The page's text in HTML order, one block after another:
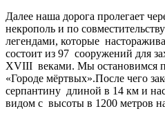
Далее наша дорога пролегает
некрополь и по
легендами, которые
состоит из 97 сооружений для
XVIII веками. Мы остановимся
«Городе мёртвых».После чего
серпантину длиной в 14 км и
видом с высоты в 1200 метров